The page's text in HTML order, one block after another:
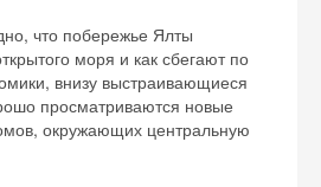
что побережье Ялты
моря и как сбегают по
внизу выстраивающиеся
просматриваются новые
окружающих центральную